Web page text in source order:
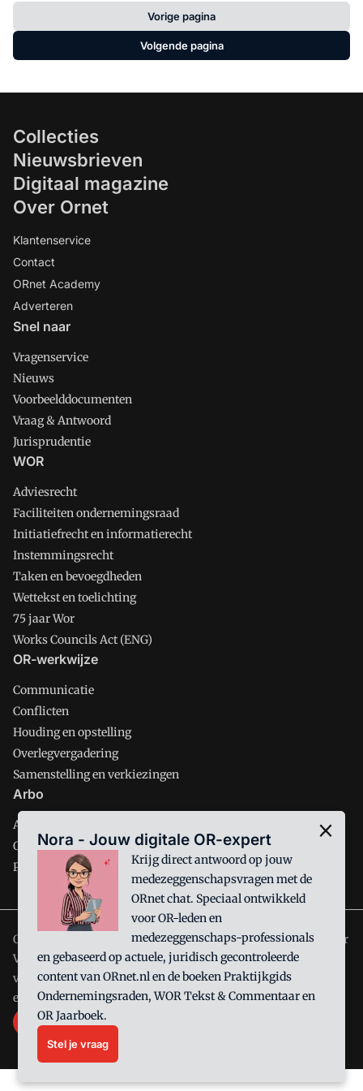
Vorige pagina
Volgende pagina
Collecties
Nieuwsbrieven
Digitaal magazine
Over Ornet
Klantenservice
Contact
ORnet Academy
Adverteren
Snel naar
Vragenservice
Nieuws
Voorbeelddocumenten
Vraag & Antwoord
Jurisprudentie
WOR
Adviesrecht
Faciliteiten ondernemingsraad
Initiatiefrecht en informatierecht
Instemmingsrecht
Taken en bevoegdheden
Wettekst en toelichting
75 jaar Wor
Works Councils Act (ENG)
OR-werkwijze
Communicatie
Conflicten
Houding en opstelling
Overlegvergadering
Samenstelling en verkiezingen
Arbo
Arbobeleid
Ondernemingsbeleid
Personeelsbeleid
ORnet is onderdeel van VMN media. Lees inons manifest
waar
VMN media voor staat. Op gebruik van deze site zijn de
volgende regelingen van toepassing:Algemene Voorwaarden
en
Privacy en Cookie beleid|Privacy instellingen
Nora - Jouw digitale OR-expert
Krijg direct antwoord op jouw
medezeggenschapsvragen met de
ORnet chat. Speciaal ontwikkeld
voor OR-leden en
medezeggenschaps-professionals
en gebaseerd op actuele, juridisch gecontroleerde
content van ORnet.nl en de boeken Praktijkgids
Ondernemingsraden, WOR Tekst & Commentaar en
OR Jaarboek.
Stel je vraag